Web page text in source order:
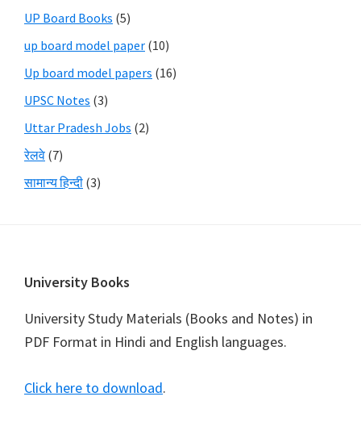
UP Board Books (5)
up board model paper (10)
Up board model papers (16)
UPSC Notes (3)
Uttar Pradesh Jobs (2)
रेलवे (7)
सामान्य हिन्दी (3)
Footer
University Books
University Study Materials (Books and Notes) in
PDF Format in Hindi and English languages.
Click here to download.